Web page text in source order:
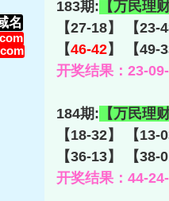
名
183期: 【万民理财
【27-18】 【23-
【46-42】 【49-
开奖结果：23-
184期: 【万民理财
【18-32】 【13-
【36-13】 【38-
开奖结果：44-